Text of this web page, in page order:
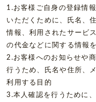
1.お客様ご自身の登録情
いただくために、氏名、
情報、利用されたサービ
の代金などに関する情報
2.お客様へのお知らせや
行うため、氏名や住所、
利用する目的
3.本人確認を行うために